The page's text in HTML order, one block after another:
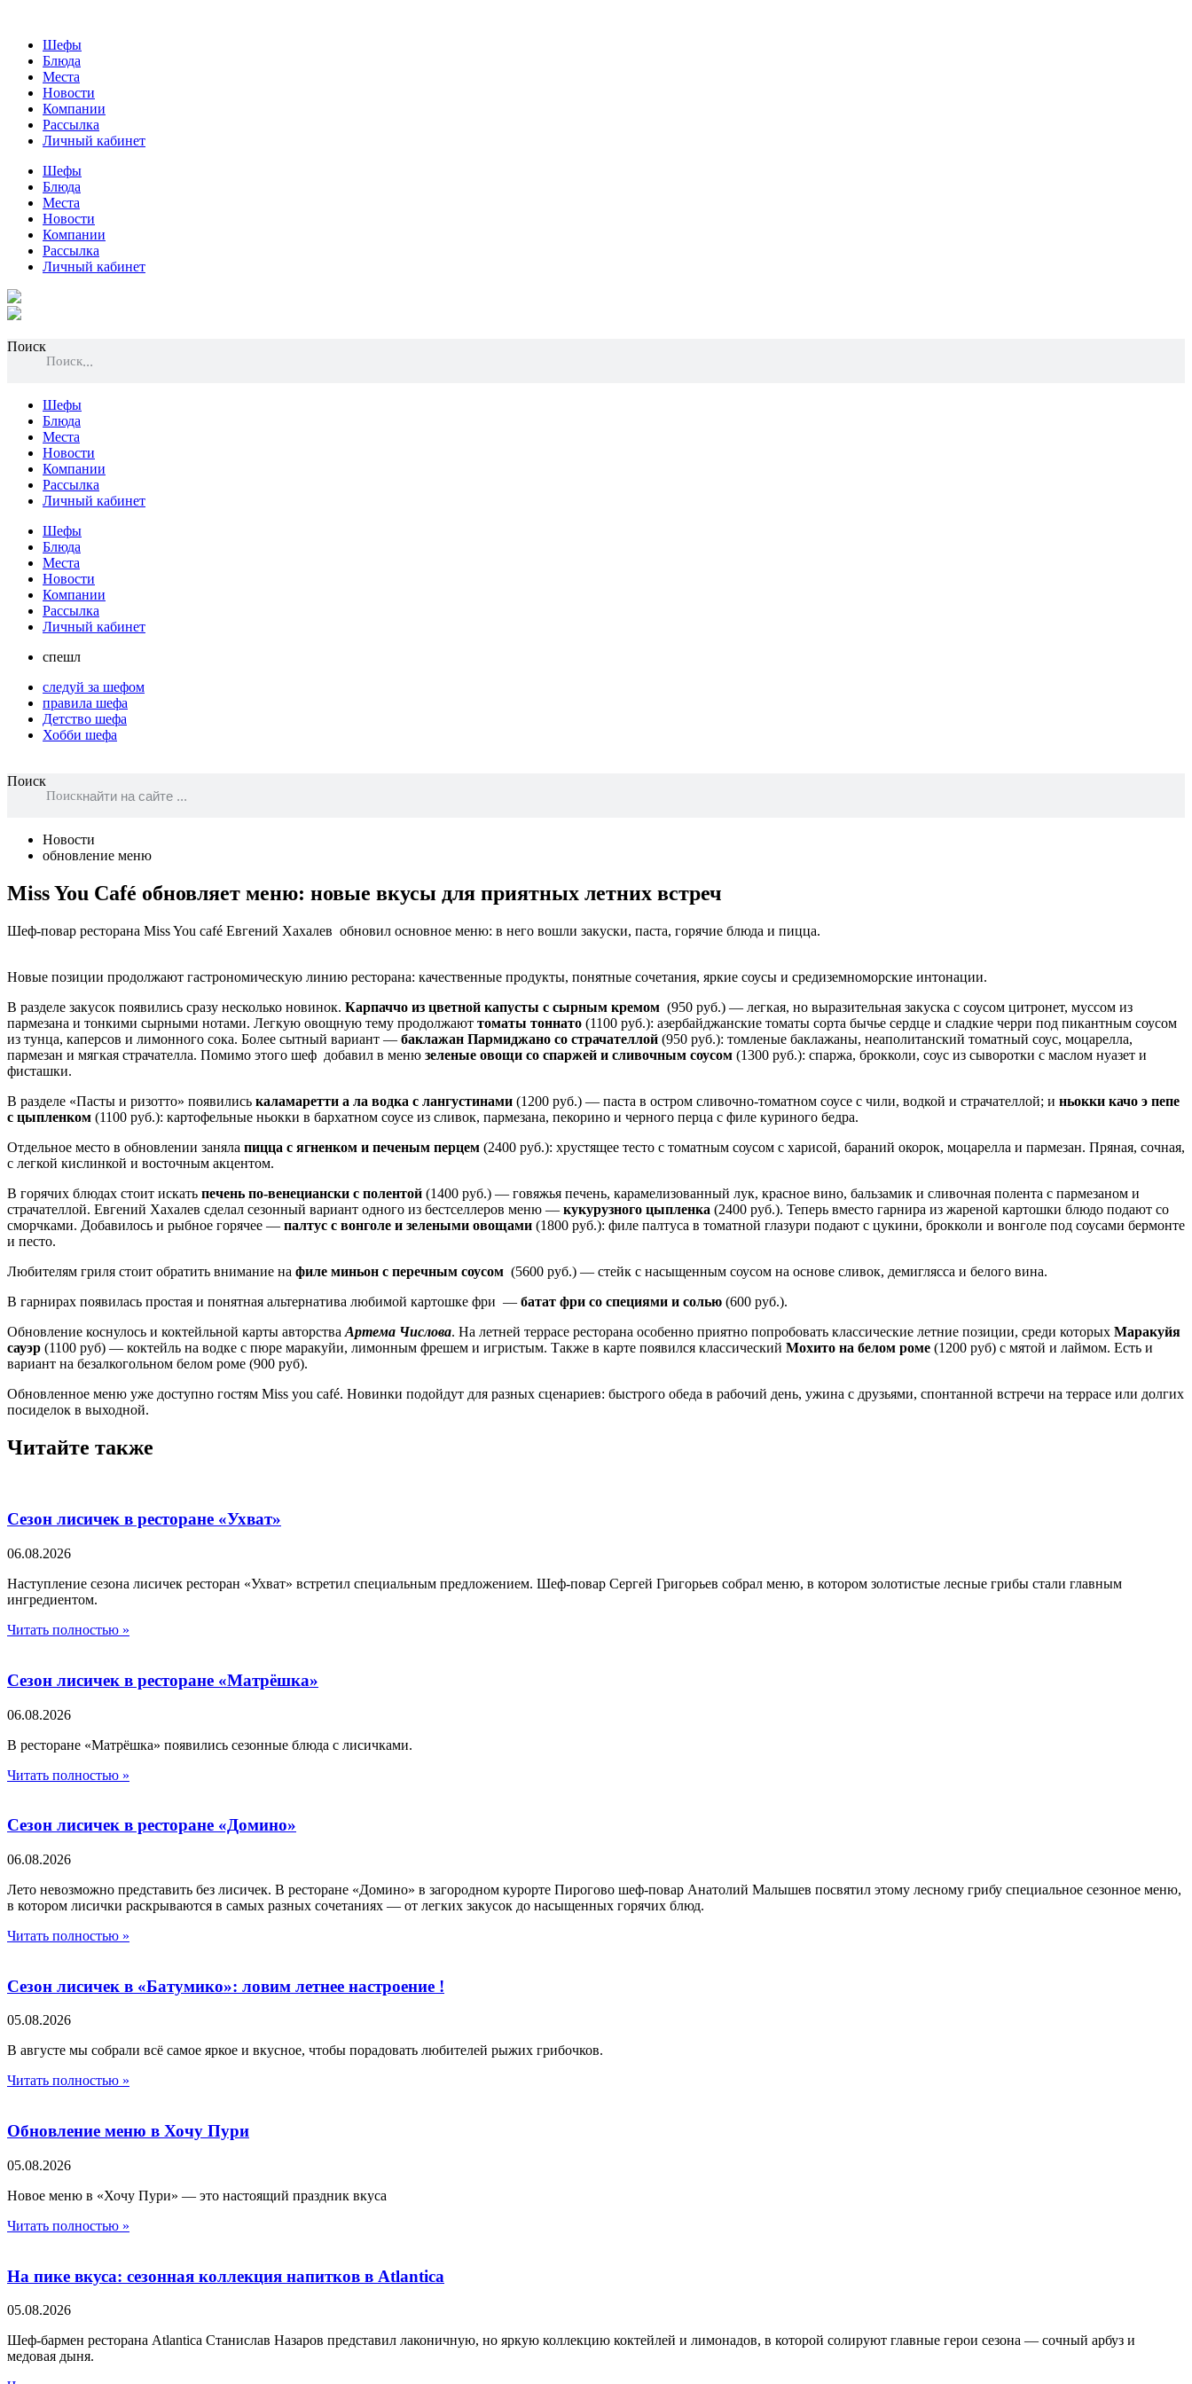
Шефы
Блюда
Места
Новости
Компании
Рассылка
Личный кабинет
Шефы
Блюда
Места
Новости
Компании
Рассылка
Личный кабинет
Поиск
Поиск
Шефы
Блюда
Места
Новости
Компании
Рассылка
Личный кабинет
Шефы
Блюда
Места
Новости
Компании
Рассылка
Личный кабинет
спешл
следуй за шефом
правила шефа
Детство шефа
Хобби шефа
Поиск
Поиск
Новости
обновление меню
Miss You Café обновляет меню: новые вкусы для приятных летних встреч
Шеф-повар ресторана Miss You café Евгений Хахалев обновил основное меню: в него вошли закуски, паста, горячие блюда и пицца.
Новые позиции продолжают гастрономическую линию ресторана: качественные продукты, понятные сочетания, яркие соусы и средиземноморские интонации.
В разделе закусок появились сразу несколько новинок. Карпаччо из цветной капусты с сырным кремом (950 руб.) — легкая, но выразительная закуска с соусом цитронет, муссом из
пармезана и тонкими сырными нотами. Легкую овощную тему продолжают томаты тоннато (1100 руб.): азербайджанские томаты сорта бычье сердце и сладкие черри под пикантным соусом
из тунца, каперсов и лимонного сока. Более сытный вариант — баклажан Пармиджано со страчателлой (950 руб.): томленые баклажаны, неаполитанский томатный соус, моцарелла,
пармезан и мягкая страчателла. Помимо этого шеф добавил в меню зеленые овощи со спаржей и сливочным соусом (1300 руб.): спаржа, брокколи, соус из сыворотки с маслом нуазет и
фисташки.
В разделе «Пасты и ризотто» появились каламаретти а ла водка с лангустинами (1200 руб.) — паста в остром сливочно-томатном соусе с чили, водкой и страчателлой; и ньокки качо э пепе
с цыпленком (1100 руб.): картофельные ньокки в бархатном соусе из сливок, пармезана, пекорино и черного перца с филе куриного бедра.
Отдельное место в обновлении заняла пицца с ягненком и печеным перцем (2400 руб.): хрустящее тесто с томатным соусом с харисой, бараний окорок, моцарелла и пармезан. Пряная, сочная,
с легкой кислинкой и восточным акцентом.
В горячих блюдах стоит искать печень по-венециански с полентой (1400 руб.) — говяжья печень, карамелизованный лук, красное вино, бальзамик и сливочная полента с пармезаном и
страчателлой. Евгений Хахалев сделал сезонный вариант одного из бестселлеров меню — кукурузного цыпленка (2400 руб.). Теперь вместо гарнира из жареной картошки блюдо подают со
сморчками. Добавилось и рыбное горячее — палтус с вонголе и зелеными овощами (1800 руб.): филе палтуса в томатной глазури подают с цукини, брокколи и вонголе под соусами бермонте
и песто.
Любителям гриля стоит обратить внимание на филе миньон с перечным соусом (5600 руб.) — стейк с насыщенным соусом на основе сливок, демиглясса и белого вина.
В гарнирах появилась простая и понятная альтернатива любимой картошке фри — батат фри со специями и солью (600 руб.).
Обновление коснулось и коктейльной карты авторства Артема Числова. На летней террасе ресторана особенно приятно попробовать классические летние позиции, среди которых Маракуйя
сауэр (1100 руб) — коктейль на водке с пюре маракуйи, лимонным фрешем и игристым. Также в карте появился классический Мохито на белом роме (1200 руб) с мятой и лаймом. Есть и
вариант на безалкогольном белом роме (900 руб).
Обновленное меню уже доступно гостям Miss you café. Новинки подойдут для разных сценариев: быстрого обеда в рабочий день, ужина с друзьями, спонтанной встречи на террасе или долгих
посиделок в выходной.
Читайте также
Сезон лисичек в ресторане «Ухват»
06.08.2026
Наступление сезона лисичек ресторан «Ухват» встретил специальным предложением. Шеф-повар Сергей Григорьев собрал меню, в котором золотистые лесные грибы стали главным
ингредиентом.
Читать полностью »
Сезон лисичек в ресторане «Матрёшка»
06.08.2026
В ресторане «Матрёшка» появились сезонные блюда с лисичками.
Читать полностью »
Сезон лисичек в ресторане «Домино»
06.08.2026
Лето невозможно представить без лисичек. В ресторане «Домино» в загородном курорте Пирогово шеф-повар Анатолий Малышев посвятил этому лесному грибу специальное сезонное меню,
в котором лисички раскрываются в самых разных сочетаниях — от легких закусок до насыщенных горячих блюд.
Читать полностью »
Сезон лисичек в «Батумико»: ловим летнее настроение !
05.08.2026
В августе мы собрали всё самое яркое и вкусное, чтобы порадовать любителей рыжих грибочков.
Читать полностью »
Обновление меню в Хочу Пури
05.08.2026
Новое меню в «Хочу Пури» — это настоящий праздник вкуса
Читать полностью »
На пике вкуса: сезонная коллекция напитков в Atlantica
05.08.2026
Шеф-бармен ресторана Atlantica Станислав Назаров представил лаконичную, но яркую коллекцию коктейлей и лимонадов, в которой солируют главные герои сезона — сочный арбуз и
медовая дыня.